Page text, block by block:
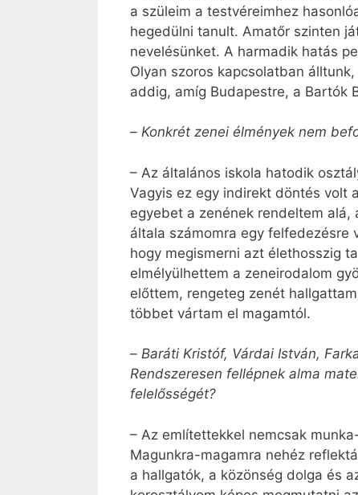
a szüleim a testvéreimhez
hegedülni tanult. Amatőr szinten
nevelésünket. A harmadik hatás
Olyan szoros kapcsolatban
addig, amíg Budapestre, a Bartók
– Konkrét zenei élmények nem
– Az általános iskola hatodik
Vagyis ez egy indirekt döntés volt
egyebet a zenének rendeltem
általa számomra egy felfedezésre
hogy megismerni azt élethosszig
elmélyülhettem a zeneirodalom
előttem, rengeteg zenét
többet vártam el magamtól.
– Baráti Kristóf, Várdai István,
Rendszeresen fellépnek alma
felelősségét?
– Az említettekkel nemcsak
Magunkra-magamra nehéz
a hallgatók, a közönség dolga és